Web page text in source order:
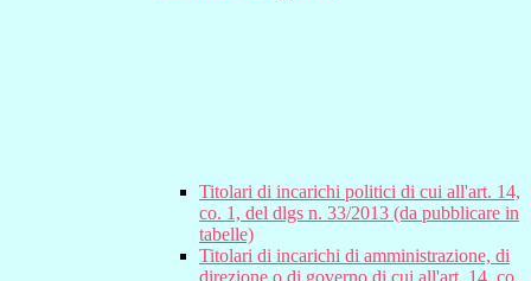
Titolari di incarichi politici di cui all'art. 14,
co. 1, del dlgs n. 33/2013 (da pubblicare in
tabelle)
Titolari di incarichi di amministrazione, di